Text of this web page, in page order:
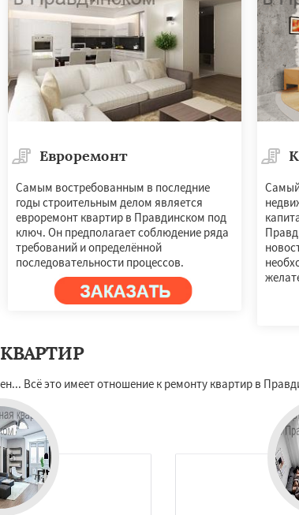
Евроремонт
Самым востребованным в последние
годы строительным делом является
евроремонт квартир в Правдинском под
ключ. Он предполагает соблюдение ряда
требований и определённой
последовательности процессов.
Всё это имеет отношение к ремонту квартир в